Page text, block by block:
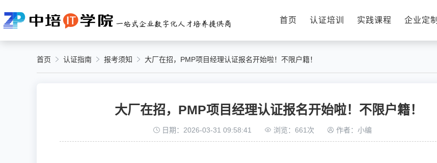
首页 认证培训 实践课程 企业定制
首页 认证指南 报考须知 大厂在招，PMP项目经理认证报名开始啦！不限户籍！
大厂在招，PMP项目经理认证报名开始啦！不限户籍！
日期：2026-03-31 09:58:41 浏览：661次 作者：小编